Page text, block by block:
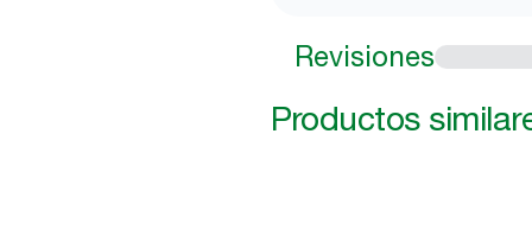
Revisiones
Productos